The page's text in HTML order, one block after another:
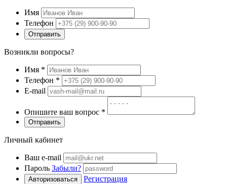
Имя
Телефон
Отправить
Возникли вопросы?
Имя *
Телефон *
E-mail
Опишите ваш вопрос *
Отправить
Личный кабинет
Ваш e-mail
Пароль Забыли?
Авторизоваться Регистрация